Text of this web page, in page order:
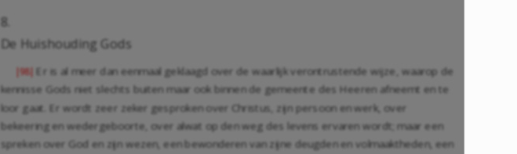
8.
De Huishouding Gods
|98| Er is al meer dan eenmaal geklaagd over de waarlijk verontrustende wijze, waarop de
kennisse Gods niet slechts buiten maar ook binnen de gemeente des Heeren afneemt en te
loor gaat. Er wordt zeer zeker gesproken over Christus, zijn persoon en werk, over
bekeering en wedergeboorte, over alwat op den weg des levens ervaren wordt; maar een
spreken over God en zijn wezen, een bewonderen van zijne deugden en volmaaktheden, een